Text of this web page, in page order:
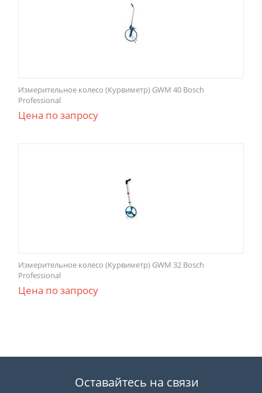
Измерительное колесо (Курвиметр) GWM 40 Bosch
Professional
Цена по запросу
Измерительное колесо (Курвиметр) GWM 32 Bosch
Professional
Цена по запросу
Оставайтесь на связи